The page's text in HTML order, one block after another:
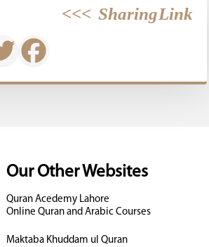
Sharing Link
>>>
Our Other Websites
Quran Acedemy Lahore
Online Quran and Arabic Courses
Maktaba Khuddam ul Quran